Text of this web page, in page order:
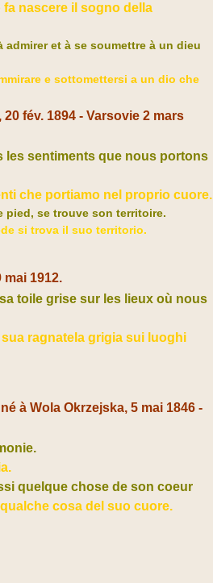
nascere il sogno della
et à se soumettre à un dieu
e sottomettersi a un dio che
20 fév. 1894 -Varsovie2 mars
les sentiments que nous portons
che portiamo nel proprio cuore.
pied, se trouve son territoire.
si trova il suo territorio.​
mai 1912.
toile grise sur les lieux où nous
ragnatela grigia sui luoghi
à Wola Okrzejska, 5 mai 1846 -
quelque chose de son coeur
cosa del suo cuore.